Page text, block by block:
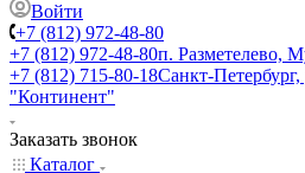
Войти
+7 (812) 972-48-80
+7 (812) 972-48-80п. Разметелево,
+7 (812) 715-80-18Санкт-
"Континент"
Заказать звонок
Каталог